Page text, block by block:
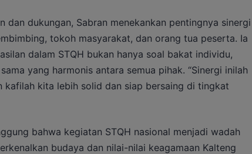
dan dukungan, Sabran menekankan pentingnya sinergi
tokoh masyarakat, dan orang tua peserta. Ia
dalam STQH bukan hanya soal bakat individu,
yang harmonis antara semua pihak. “Sinergi inilah
kafilah kita lebih solid dan siap bersaing di tingkat
bahwa kegiatan STQH nasional menjadi wadah
budaya dan nilai-nilai keagamaan Kalteng